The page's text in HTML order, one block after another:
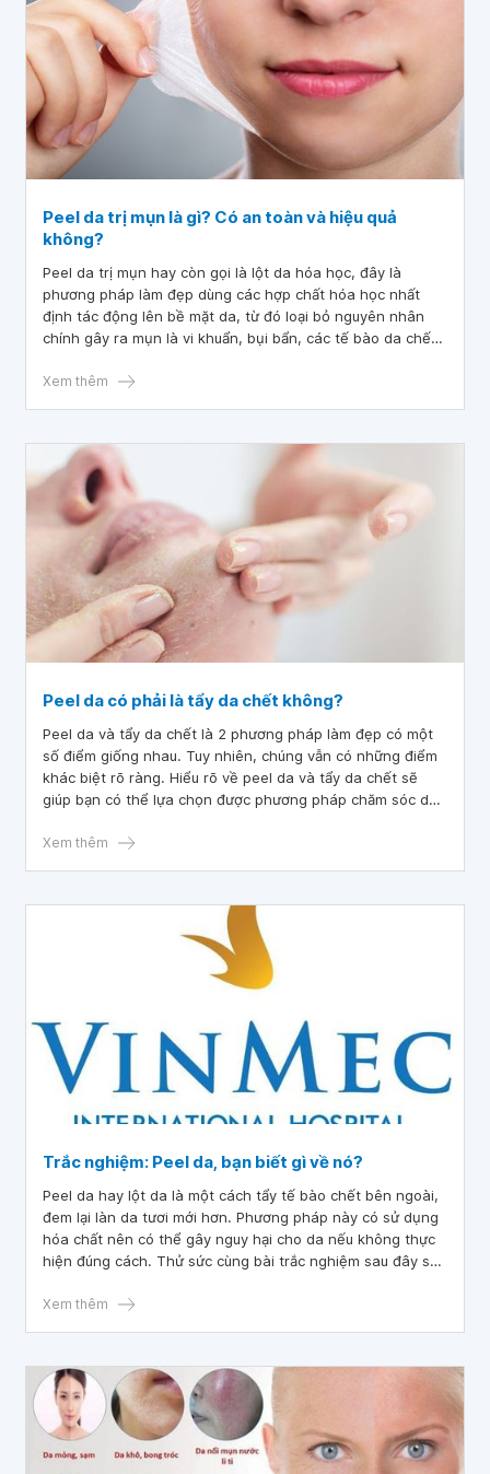
Peel da trị mụn là gì? Có an toàn và hiệu quả
không?
Peel da trị mụn hay còn gọi là lột da hóa học, đây là
phương pháp làm đẹp dùng các hợp chất hóa học nhất
định tác động lên bề mặt da, từ đó loại bỏ nguyên nhân
chính gây ra mụn là vi khuẩn, bụi bẩn, các tế bào da chết
kích thích các tế bào da bong tróc, giúp tái tạo làn da mới
Xem thêm
Peel da có phải là tẩy da chết không?
Peel da và tẩy da chết là 2 phương pháp làm đẹp có một
số điểm giống nhau. Tuy nhiên, chúng vẫn có những điểm
khác biệt rõ ràng. Hiểu rõ về peel da và tẩy da chết sẽ
giúp bạn có thể lựa chọn được phương pháp chăm sóc da
Xem thêm
Trắc nghiệm: Peel da, bạn biết gì về nó?
Peel da hay lột da là một cách tẩy tế bào chết bên ngoài,
đem lại làn da tươi mới hơn. Phương pháp này có sử dụng
hóa chất nên có thể gây nguy hại cho da nếu không thực
hiện đúng cách. Thử sức cùng bài trắc nghiệm sau đây sẽ
Xem thêm